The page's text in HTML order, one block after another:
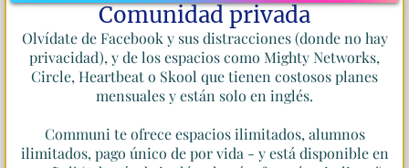
Comunidad privada
Olvídate de Facebook y sus distracciones (donde no hay
privacidad), y de los espacios como Mighty Networks,
Circle, Heartbeat o Skool que tienen costosos planes
mensuales y están solo en inglés.
Communi te ofrece espacios ilimitados, alumnos
ilimitados, pago único de por vida - y está disponible en